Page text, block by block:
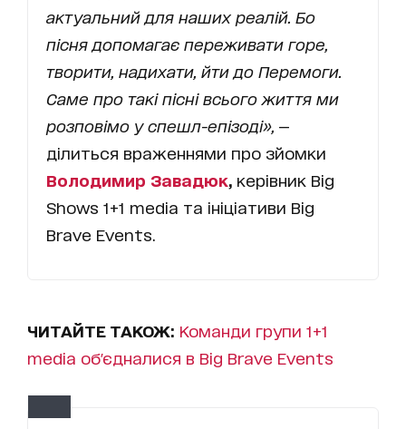
актуальний для наших реалій. Бо
пісня допомагає переживати горе,
творити, надихати, йти до Перемоги.
Саме про такі пісні всього життя ми
розповімо у спешл-епізоді», —
ділиться враженнями про зйомки
Володимир Завадюк, керівник Big
Shows 1+1 media та ініціативи Big
Brave Events.
ЧИТАЙТЕ ТАКОЖ: Команди групи 1+1
media об'єдналися в Big Brave Events